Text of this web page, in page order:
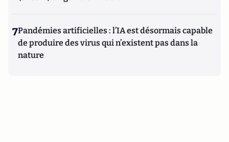
7Pandémies artificielles : l’IA est désormais capable
de produire des virus qui n’existent pas dans la
nature